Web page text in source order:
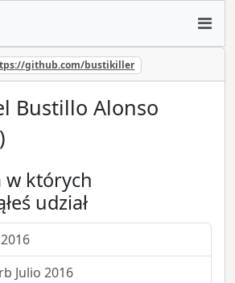
github.com/bustikiller
Bustillo Alonso
w których
udział
Julio 2016